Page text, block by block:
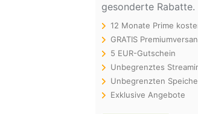
gesonderte Rabatte.
12 Monate Prime
GRATIS
5 EUR-Gutschein
Unbegrenztes
Unbegrenzten
Exklusive Angebote